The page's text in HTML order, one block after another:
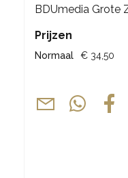
BDUmedia Grote
Prijzen
Normaal € 34,50